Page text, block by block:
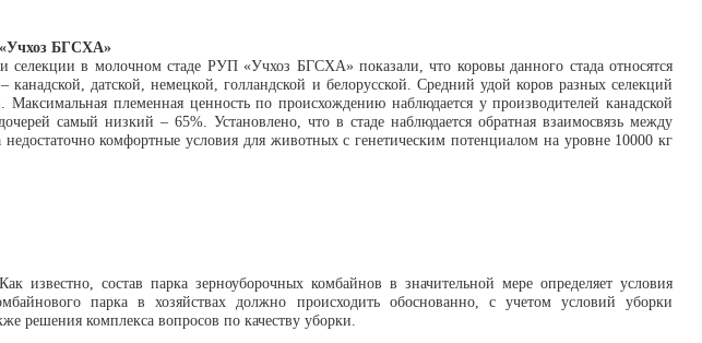
БГСХА»
селекции в молочном стаде РУП «Учхоз БГСХА» показали, что коровы данного стада относятся
датской, немецкой, голландской и белорусской. Средний удой коров разных селекций
племенная ценность по происхождению наблюдается у производителей канадской
самый низкий – 65%. Установлено, что в стаде наблюдается обратная взаимосвязь между
комфортные условия для животных с генетическим потенциалом на уровне 10000 кг
известно, состав парка зерноуборочных комбайнов в значительной мере определяет условия
парка в хозяйствах должно происходить обоснованно, с учетом условий уборки
решения комплекса вопросов по качеству уборки.